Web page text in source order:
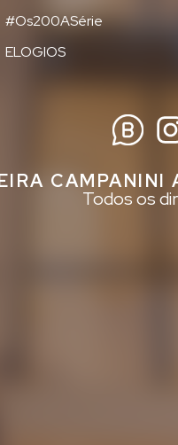
#Os200ASérie
ELOGIOS
CAMPANINI
Todos os